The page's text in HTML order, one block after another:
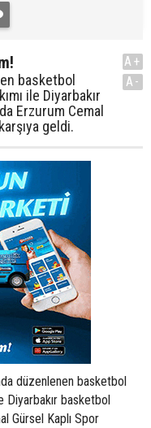
basketbol
ile Diyarbakır
Erzurum Cemal
geldi.
A+
A-
düzenlenen basketbol
Diyarbakır basketbol
Gürsel Kaplı Spor